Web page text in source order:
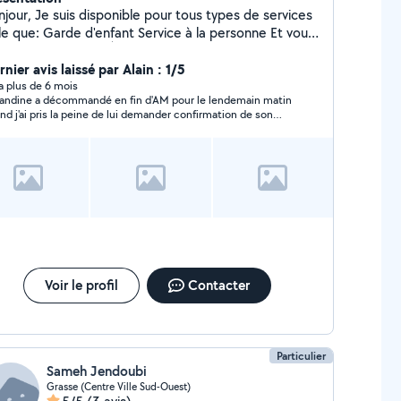
pour tous types de services
Service à la personne Et vous
avis laissé par Alain : 1/5
plus de 6 mois
a décommandé en fin d'AM pour le lendemain matin
j'ai pris la peine de lui demander confirmation de son
Voir le profil Contacter
Particulier
Sameh Jendoubi
Grasse (Centre Ville Sud-Ouest)